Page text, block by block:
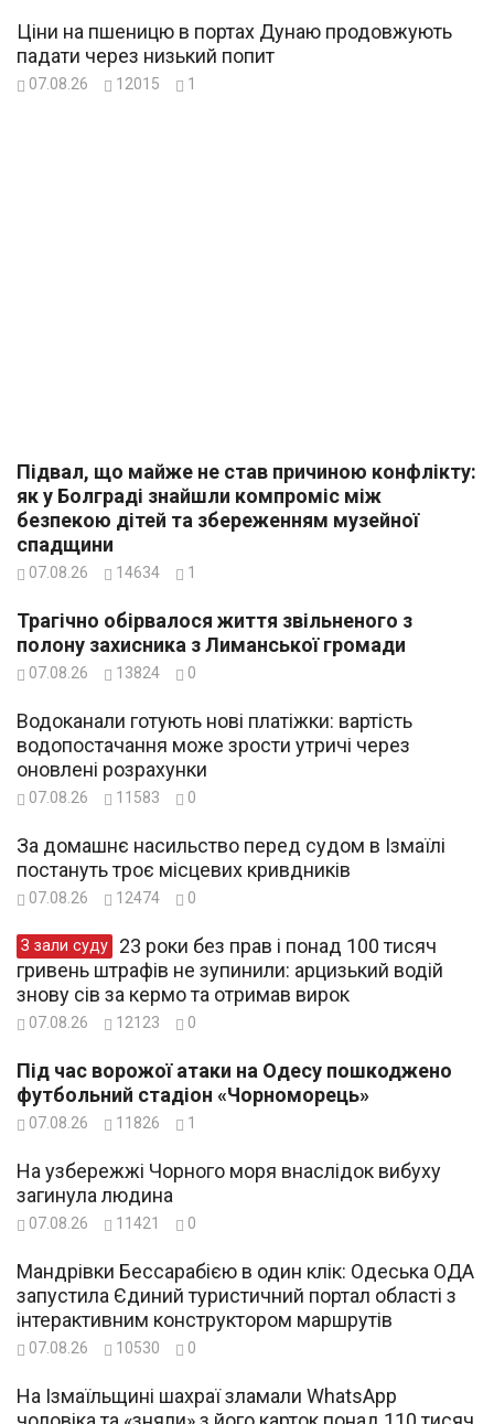
Ціни на пшеницю в портах Дунаю продовжують
падати через низький попит
07.08.26 12015 1
Підвал, що майже не став причиною конфлікту:
як у Болграді знайшли компроміс між
безпекою дітей та збереженням музейної
спадщини
07.08.26 14634 1
Трагічно обірвалося життя звільненого з
полону захисника з Лиманської громади
07.08.26 13824 0
Водоканали готують нові платіжки: вартість
водопостачання може зрости утричі через
оновлені розрахунки
07.08.26 11583 0
За домашнє насильство перед судом в Ізмаїлі
постануть троє місцевих кривдників
07.08.26 12474 0
З зали суду
гривень штрафів не зупинили: арцизький водій
знову сів за кермо та отримав вирок
07.08.26 12123 0
Під час ворожої атаки на Одесу пошкоджено
футбольний стадіон «Чорноморець»
07.08.26 11826 1
На узбережжі Чорного моря внаслідок вибуху
загинула людина
07.08.26 11421 0
Мандрівки Бессарабією в один клік: Одеська ОДА
запустила Єдиний туристичний портал області з
інтерактивним конструктором маршрутів
07.08.26 10530 0
На Ізмаїльщині шахраї зламали WhatsApp